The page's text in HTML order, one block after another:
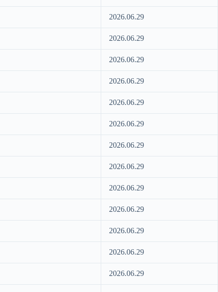
2026.06.29
2026.06.29
2026.06.29
2026.06.29
2026.06.29
2026.06.29
2026.06.29
2026.06.29
2026.06.29
2026.06.29
2026.06.29
2026.06.29
2026.06.29